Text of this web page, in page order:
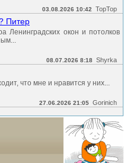
03.08.2026 10:42 TopTop
Питер
Ленинградских окон и потолков
08.07.2026 8:18 Shyrka
что мне и нравится у них...
27.06.2026 21:05 Gorinich